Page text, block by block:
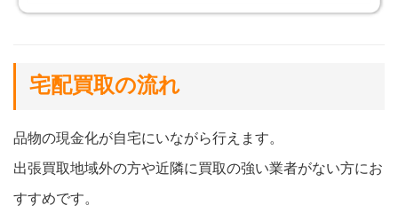
宅配買取の流れ
品物の現金化が自宅にいながら行えます。
出張買取地域外の方や近隣に買取の強い業者がない方にお
すすめです。